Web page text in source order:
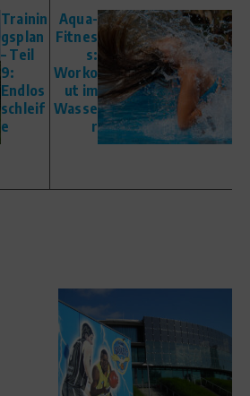
Trainin
gsplan
– Teil
9:
Endlos
schleif
e
Aqua-
Fitnes
s:
Worko
ut im
Wasse
r